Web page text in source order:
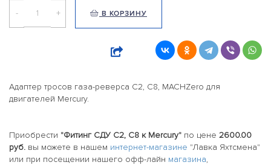
- + В КОРЗИНУ
Адаптер тросов газа-реверса C2, C8, MACHZero для
двигателей Mercury.
Приобрести "Фитинг СДУ С2, C8 к Mercury" по цене 2600.00
руб. вы можете в нашем интернет-магазине "Лавка Яхтсмена"
или при посещении нашего офф-лайн магазина,